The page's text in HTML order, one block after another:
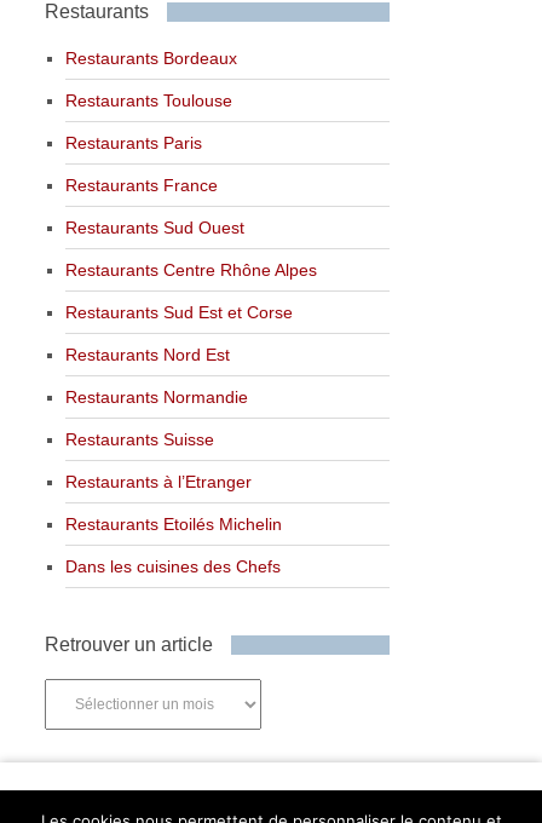
Restaurants
Restaurants Bordeaux
Restaurants Toulouse
Restaurants Paris
Restaurants France
Restaurants Sud Ouest
Restaurants Centre Rhône Alpes
Restaurants Sud Est et Corse
Restaurants Nord Est
Restaurants Normandie
Restaurants Suisse
Restaurants à l’Etranger
Restaurants Etoilés Michelin
Dans les cuisines des Chefs
Retrouver un article